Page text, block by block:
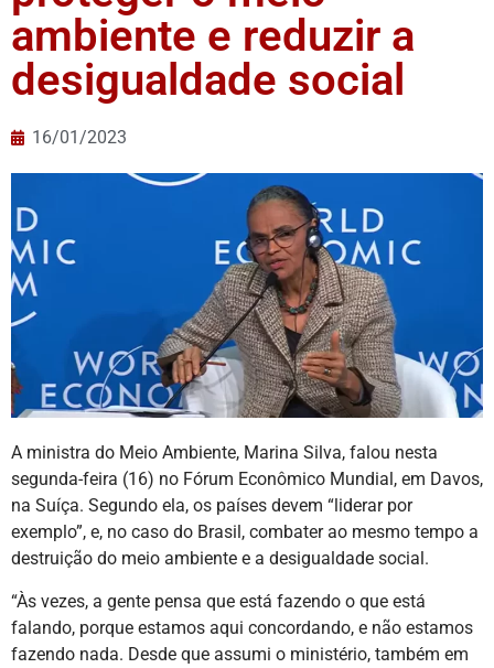
ambiente e reduzir a
desigualdade social
16/01/2023
A ministra do Meio Ambiente, Marina Silva, falou nesta
segunda-feira (16) no Fórum Econômico Mundial, em Davos,
na Suíça. Segundo ela, os países devem “liderar por
exemplo”, e, no caso do Brasil, combater ao mesmo tempo a
destruição do meio ambiente e a desigualdade social.
“Às vezes, a gente pensa que está fazendo o que está
falando, porque estamos aqui concordando, e não estamos
fazendo nada. Desde que assumi o ministério, também em